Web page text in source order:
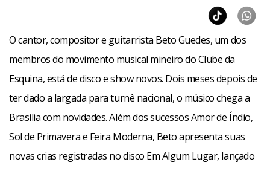
O cantor, compositor e guitarrista Beto Guedes, um dos
membros do movimento musical mineiro do Clube da
Esquina, está de disco e show novos. Dois meses depois de
ter dado a largada para turnê nacional, o músico chega a
Brasília com novidades. Além dos sucessos Amor de Índio,
Sol de Primavera e Feira Moderna, Beto apresenta suas
novas crias registradas no disco Em Algum Lugar, lançado